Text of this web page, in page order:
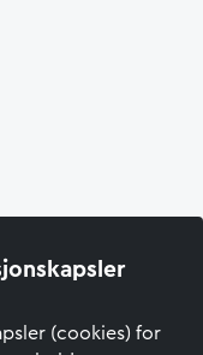
(cookies) for